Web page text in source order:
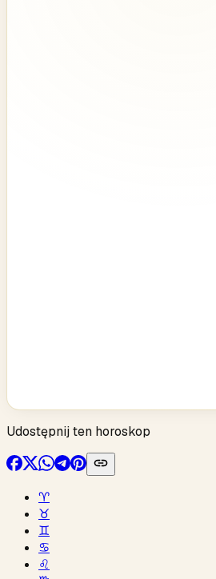
Udostępnij ten horoskop
♈︎
♉︎
♊︎
♋︎
♌︎